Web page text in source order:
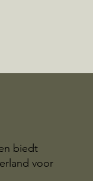
biedt
voor